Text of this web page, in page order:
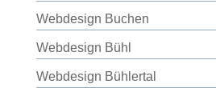
Webdesign Buchen
Webdesign Bühl
Webdesign Bühlertal